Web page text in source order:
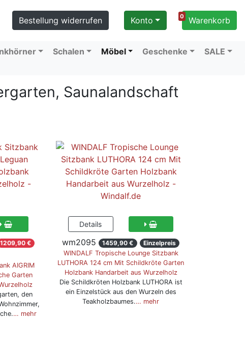
Bestellung widerrufen Konto 0 Warenkorb
Schalen Möbel Geschenke SALE
Saunalandschaft
1209,90 €
AIGRIM
Garten
den
… mehr
wm2095 1459,90 €
Einzelpreis
WINDALF Tropische Lounge Sitzbank
LUTHORA 124 cm Mit Schildkröte Garten
Holzbank Handarbeit aus Wurzelholz
Die Schildkröten Holzbank LUTHORA ist
ein Einzelstück aus den Wurzeln des
Teakholzbaumes.… mehr